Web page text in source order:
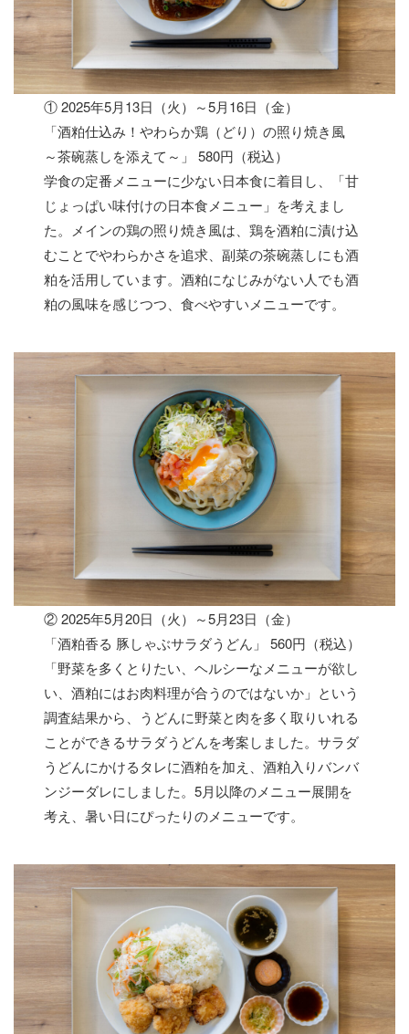
① 2025年5月13日（火）～5月16日（金）
「酒粕仕込み！やわらか鶏（どり）の照り焼き風
～茶碗蒸しを添えて～」 580円（税込）
学食の定番メニューに少ない日本食に着目し、「甘
じょっぱい味付けの日本食メニュー」を考えまし
た。メインの鶏の照り焼き風は、鶏を酒粕に漬け込
むことでやわらかさを追求、副菜の茶碗蒸しにも酒
粕を活用しています。酒粕になじみがない人でも酒
粕の風味を感じつつ、食べやすいメニューです。
② 2025年5月20日（火）～5月23日（金）
「酒粕香る 豚しゃぶサラダうどん」 560円（税込）
「野菜を多くとりたい、ヘルシーなメニューが欲し
い、酒粕にはお肉料理が合うのではないか」という
調査結果から、うどんに野菜と肉を多く取りいれる
ことができるサラダうどんを考案しました。サラダ
うどんにかけるタレに酒粕を加え、酒粕入りバンバ
ンジーダレにしました。5月以降のメニュー展開を
考え、暑い日にぴったりのメニューです。